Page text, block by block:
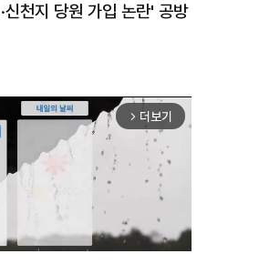
·신천지 당원 가입 논란' 공방
arrow_forward_ios 더보기